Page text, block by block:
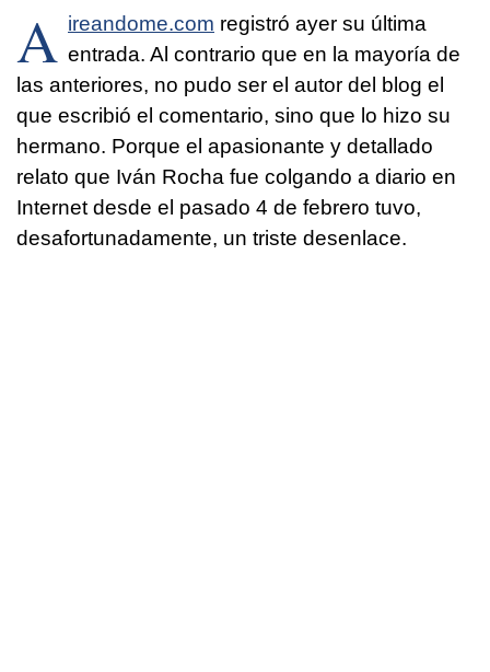
A ireandome.com registró ayer su última
entrada. Al contrario que en la mayoría de
las anteriores, no pudo ser el autor del blog el
que escribió el comentario, sino que lo hizo su
hermano. Porque el apasionante y detallado
relato que Iván Rocha fue colgando a diario en
Internet desde el pasado 4 de febrero tuvo,
desafortunadamente, un triste desenlace.